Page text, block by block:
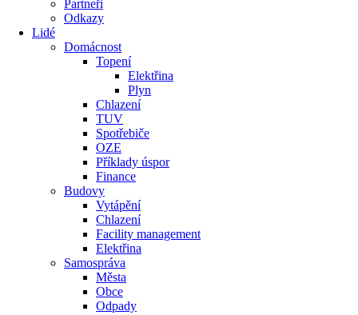
Partneři
Odkazy
Lidé
Domácnost
Topení
Elektřina
Plyn
Chlazení
TUV
Spotřebiče
OZE
Příklady úspor
Finance
Budovy
Vytápění
Chlazení
Facility management
Elektřina
Samospráva
Města
Obce
Odpady